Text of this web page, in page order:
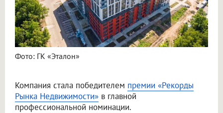
Фото: ГК «Эталон»
Компания стала победителем премии «Рекорды
Рынка Недвижимости» в главной
профессиональной номинации.